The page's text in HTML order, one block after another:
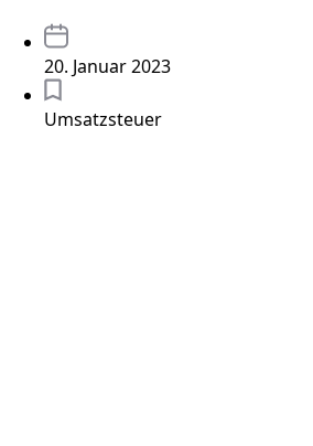
20. Januar 2023
Umsatzsteuer